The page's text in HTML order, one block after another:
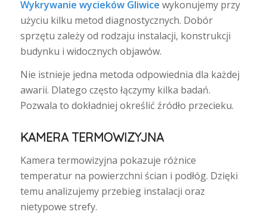
Wykrywanie wycieków Gliwice wykonujemy przy
użyciu kilku metod diagnostycznych. Dobór
sprzętu zależy od rodzaju instalacji, konstrukcji
budynku i widocznych objawów.
Nie istnieje jedna metoda odpowiednia dla każdej
awarii. Dlatego często łączymy kilka badań.
Pozwala to dokładniej określić źródło przecieku.
KAMERA TERMOWIZYJNA
Kamera termowizyjna pokazuje różnice
temperatur na powierzchni ścian i podłóg. Dzięki
temu analizujemy przebieg instalacji oraz
nietypowe strefy.